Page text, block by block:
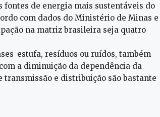
fontes de energia mais sustentáveis do
com dados do Ministério de Minas e
na matriz brasileira seja quatro
estufa, resíduos ou ruídos, também
a diminuição da dependência da
e distribuição são bastante